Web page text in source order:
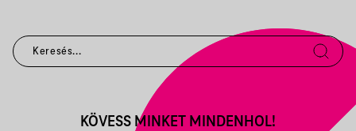
KÖVESS MINKET MINDENHOL!